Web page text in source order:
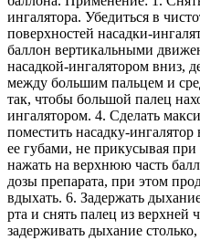
ингалятора. Убедиться в
поверхностей насадки-
баллон вертикальными
насадкой-ингалятором вниз,
между большим пальцем и
так, чтобы большой палец
ингалятором. 4. Сделать
поместить насадку-
ее губами, не прикусывая при
нажать на верхнюю часть
дозы препарата, при этом
вдыхать. 6. Задержать
рта и снять палец из верхней
задерживать дыхание